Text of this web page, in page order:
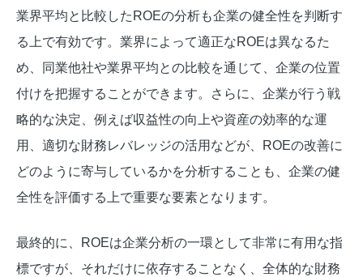
業界平均と比較したROEの分析も企業の健全性を判断す
る上で有効です。業界によって適正なROEは異なるた
め、同業他社や業界平均との比較を通じて、企業の位置
付けを把握することができます。さらに、企業が行う戦
略的な決定、例えば収益性の向上や資産の効率的な運
用、適切な財務レバレッジの活用などが、ROEの改善に
どのように寄与しているかを分析することも、企業の健
全性を評価する上で重要な要素となります。
最終的に、ROEは企業分析の一環として非常に有用な指
標ですが、それだけに依存することなく、全体的な財務